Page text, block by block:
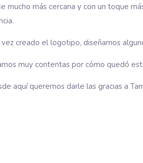
mucho más cercana y con un toque
vez creado el logotipo, diseñamos
muy contentas por cómo quedó
aquí queremos darle las gracias a